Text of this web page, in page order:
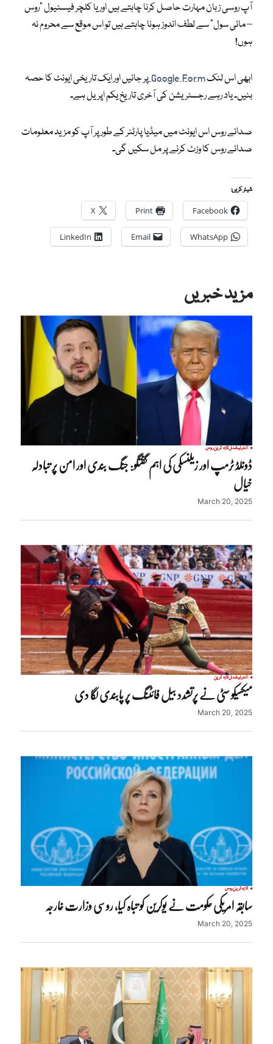
آپ روسی زبان مہارت حاصل کرنا چاہتے ہیں اور یا کلچر فیسٹیول “روس
– مائی سول” سے لطف اندوز ہونا چاہتے ہیں تو اس موقع سے محروم نہ
ہوں!
Google Form پر جائیں اور ایک تاریخی ایونٹ کا حصہ
بنیں۔ یاد رہے رجسٹریشن کی آخری تاریخ یکم اپریل ہے۔
صدائے روس اس ایونٹ میں میڈیا پارٹنر کے طور پر آپ کو مزید معلومات
صدائے روس کا وزٹ کرنے پر مل سکیں گی۔
شیئر کریں:
Facebook
Print
X
WhatsApp
Email
LinkedIn
مزید خبریں
انٹرنیشنلتازہ ترینروس
ڈونلڈ ٹرمپ اور زیلنسکی کی اہم گفتگو: جنگ بندی اور امن پر تبادلہ
خیال
March 20, 2025
انٹرنیشنلتازہ ترین
میکسیکو سٹی نے پرتشدد بیل فائٹنگ پر پابندی لگا دی
March 20, 2025
تازہ ترینروس
سابقہ امریکی حکومت نے یوکرین کو تباہ کیا، روسی وزارت خارجہ
March 20, 2025